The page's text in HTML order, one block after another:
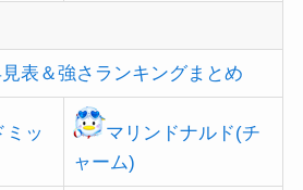
表＆強さランキングまとめ
ミッ
マリンドナルド(チ
ャーム)